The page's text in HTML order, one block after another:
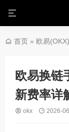
首页 » 欧易
欧易换链
新费率详
okx 2026-